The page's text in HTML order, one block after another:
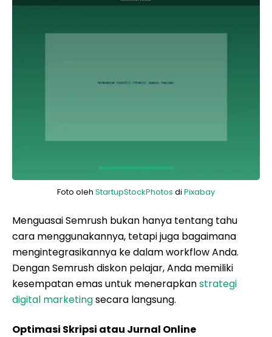
Foto oleh StartupStockPhotos di Pixabay
Menguasai Semrush bukan hanya tentang tahu
cara menggunakannya, tetapi juga bagaimana
mengintegrasikannya ke dalam workflow Anda.
Dengan Semrush diskon pelajar, Anda memiliki
kesempatan emas untuk menerapkanstrategi
digital marketingsecara langsung.
Optimasi Skripsi atau Jurnal Online